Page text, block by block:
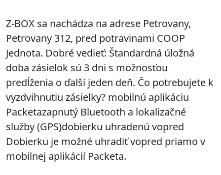
Z-BOX sa nachádza na adrese Petrovany,
Petrovany 312, pred potravinami COOP
Jednota. Dobré vedieť: Štandardná úložná
doba zásielok sú 3 dni s možnosťou
predĺženia o ďalší jeden deň. Čo potrebujete k
vyzdvihnutiu zásielky? mobilnú aplikáciu
Packetazapnutý Bluetooth a lokalizačné
služby (GPS)dobierku uhradenú vopred
Dobierku je možné uhradiť vopred priamo v
mobilnej aplikácií Packeta.